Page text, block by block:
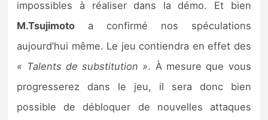
impossibles à réaliser dans la démo. Et bien
M.Tsujimoto a confirmé nos spéculations
aujourd’hui même. Le jeu contiendra en effet des
« Talents de substitution ». À mesure que vous
progresserez dans le jeu, il sera donc bien
possible de débloquer de nouvelles attaques